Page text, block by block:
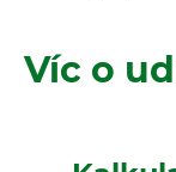
Víc o